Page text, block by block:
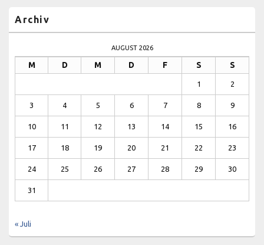
Archiv
AUGUST 2026
M D M D F S S
1 2
3 4 5 6 7 8 9
10 11 12 13 14 15 16
17 18 19 20 21 22 23
24 25 26 27 28 29 30
31
« Juli